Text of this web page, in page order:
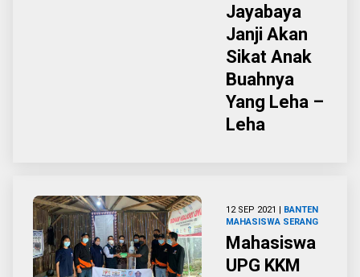
Jayabaya
Janji Akan
Sikat Anak
Buahnya
Yang Leha –
Leha
12 SEP 2021 | BANTEN
MAHASISWA SERANG
Mahasiswa
UPG KKM